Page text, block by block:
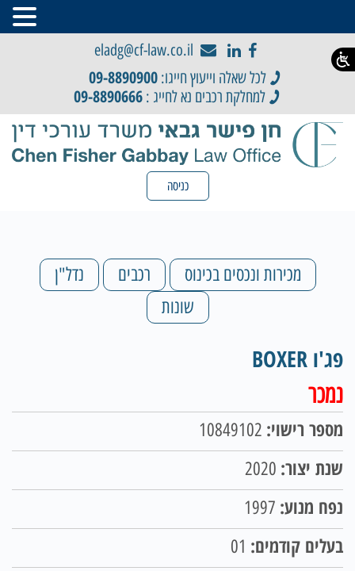
eladg@cf-law.co.il
לכל שאלה וייעוץ חייגו: 09-8890900
למחלקת רכבים נא לחייג : 09-8890666
כניסה
מכירות ונכסים בכינוס רכבים
נדל"ן
שונות
פג'ו BOXER
נמכר
מספר רישוי:
שנת יצור:
נפח מנוע:
בעלים קודמים: